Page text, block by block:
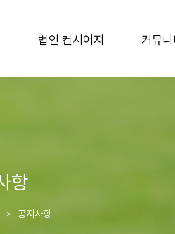
법인 컨시어지 커뮤니
항
> 공지사항